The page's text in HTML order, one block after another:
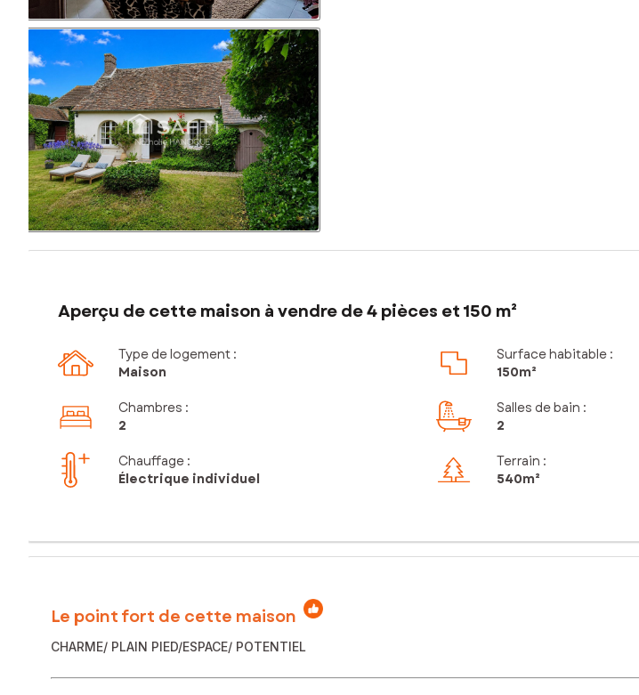
Aperçu de cette maison à vendre de 4 pièces et 150 m²
Type de logement :
Maison
Surface habitable :
150m²
Chambres :
2
Salles de bain :
2
Chauffage :
Électrique individuel
Terrain :
540m²
Le point fort de cette maison
CHARME/ PLAIN PIED/ESPACE/ POTENTIEL